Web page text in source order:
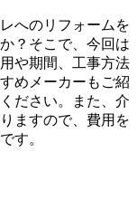
へのリフォームを
？そこで、今回は
や期間、工事方法
めメーカーもご紹
ださい。また、介
ますので、費用を
す。